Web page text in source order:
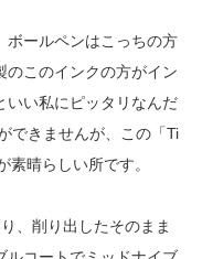
ボールペンはこっちの方
のこのインクの方がイン
いい私にピッタリなんだ
できませんが、この「Ti
晴らしい所です。
、削り出したそのまま